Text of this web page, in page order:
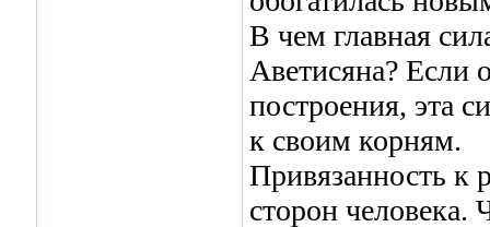
В чем главная
Аветисяна? Если
построения, эта
к своим корням.
Привязанность к
сторон человека.